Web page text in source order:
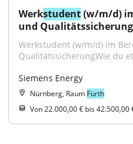
Werkstudent (w/m/d)
und Qualitätssicherung
Werkstudent (w/m/d) im
QualitätssicherungWie du
Siemens Energy
Nürnberg, Raum Fürth
Von 22.000,00 € bis 42.500,00